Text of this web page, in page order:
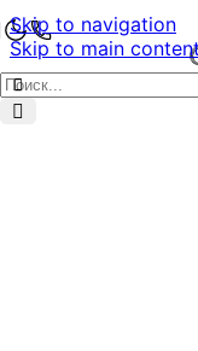
Skip to navigation
Skip to main